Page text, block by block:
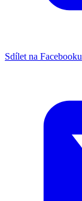
Sdílet na Facebooku